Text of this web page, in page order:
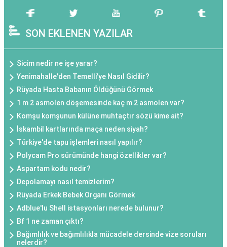
SON EKLENEN YAZILAR
Sicim nedir ne işe yarar?
Yenimahalle'den Temelli'ye Nasıl Gidilir?
Rüyada Hasta Babanın Öldüğünü Görmek
1 m 2 asmolen döşemesinde kaç m 2 asmolen var?
Komşu komşunun külüne muhtaçtır sözü kime ait?
İskambil kartlarında maça neden siyah?
Türkiye'de tapu işlemleri nasıl yapılır?
Polycam Pro sürümünde hangi özellikler var?
Aspartam kodu nedir?
Depolamayı nasıl temizlerim?
Rüyada Erkek Bebek Organı Görmek
Adblue'lu Shell istasyonları nerede bulunur?
Bf 1 ne zaman çıktı?
Bağımlılık ve bağımlılıkla mücadele dersinde vize soruları
nelerdir?